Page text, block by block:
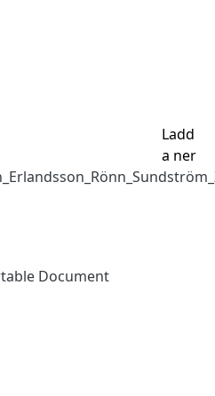
Document
Ladd
a ner